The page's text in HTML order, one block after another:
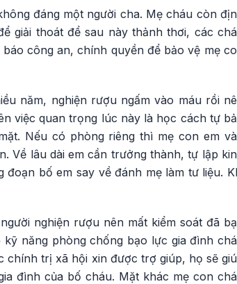
đáng một người cha. Mẹ cháu còn
giải thoát để sau này thảnh thơi, các
công an, chính quyền để bảo vệ mẹ
năm, nghiện rượu ngấm vào máu rồi
việc quan trọng lúc này là học cách tự
Nếu có phòng riêng thì mẹ con em
Về lâu dài em cần trưởng thành, tự lập
bố em say về đánh mẹ làm tư liệu.
nghiện rượu nên mất kiểm soát đã
năng phòng chống bạo lực gia đình
chính trị xã hội xin được trợ giúp, họ sẽ
đình của bố cháu. Mặt khác mẹ con